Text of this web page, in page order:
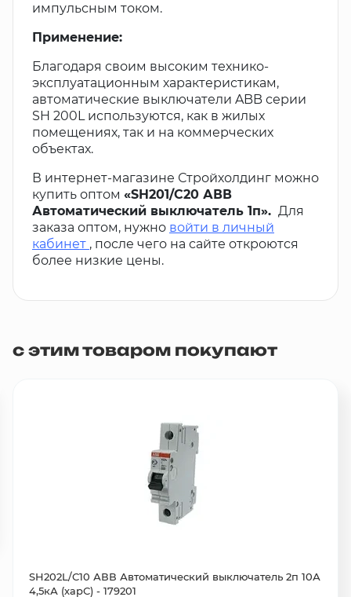
импульсным током.
Применение:
Благодаря своим высоким технико-
эксплуатационным характеристикам,
автоматические выключатели ABB серии
SH 200L используются, как в жилых
помещениях, так и на коммерческих
объектах.
В интернет-магазине Стройхолдинг можно
купить оптом «SH201/С20 АВВ
Автоматический выключатель 1п». Для
заказа оптом, нужно войти в личный
кабинет , после чего на сайте откроются
более низкие цены.
с этим товаром покупают
SH202L/С10 АВВ Автоматический выключатель 2п 10А
4,5кА (харС) - 179201